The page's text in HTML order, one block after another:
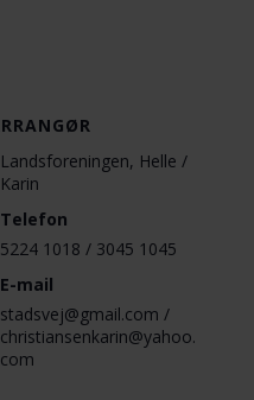
Landsforeningen, Helle /
Karin
Telefon
5224 1018 / 3045 1045
E-mail
stadsvej@gmail.com /
christiansenkarin@yahoo.
com